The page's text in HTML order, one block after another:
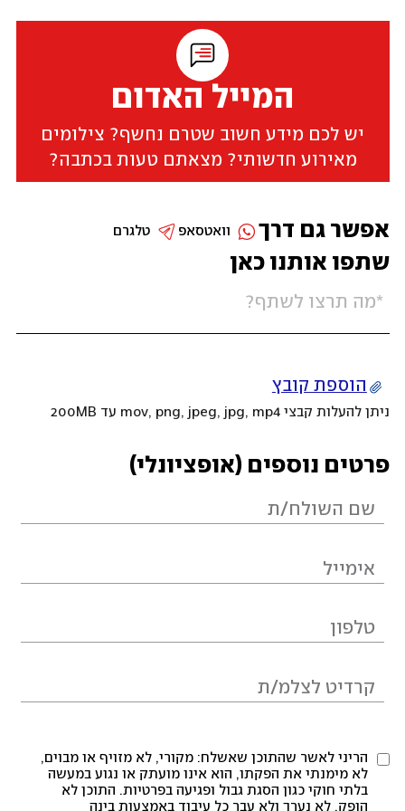
המייל האדום
יש לכם מידע חשוב שטרם נחשף? צילומים
מאירוע חדשותי? מצאתם טעות בכתבה?
שתפו אותנו כאן
הוספת קובץ
ניתן להעלות קבצי mov, png, jpeg, jpg, mp4 עד 200MB
פרטים נוספים (אופציונלי)
הריני לאשר שהתוכן שאשלח: מקורי, לא מזויף או מבוים,
לא מימנתי את הפקתו, הוא אינו מועתק או נגוע במעשה
בלתי חוקי כגון הסגת גבול ופגיעה בפרטיות. התוכן לא
הופק, לא נערך ולא עבר כל עיבוד באמצעות בינה
אפשר גם דרך טלגרם וואטסאפ